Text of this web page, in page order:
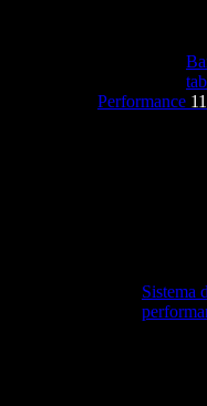
Performance 11
Sistema